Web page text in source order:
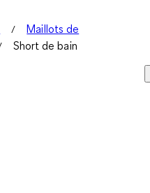
Maillots de
Short de bain